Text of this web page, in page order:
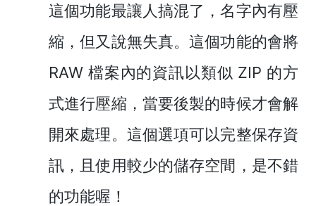
這個功能最讓人搞混了，名字內有壓
縮，但又說無失真。這個功能的會將
RAW 檔案內的資訊以類似 ZIP 的方
式進行壓縮，當要後製的時候才會解
開來處理。這個選項可以完整保存資
訊，且使用較少的儲存空間，是不錯
的功能喔！